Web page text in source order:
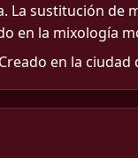
La sustitución de
en la mixología
Creado en la ciudad